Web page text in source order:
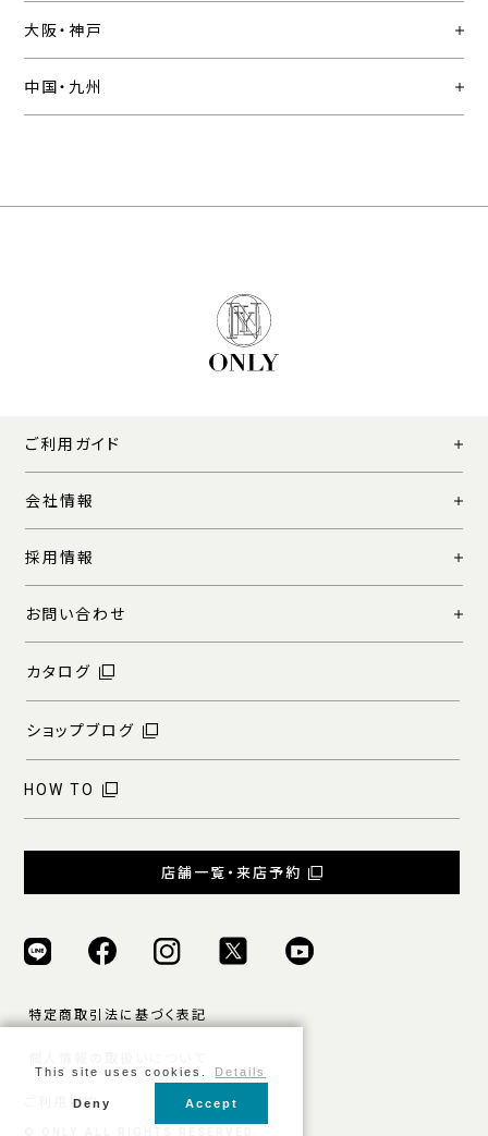
大阪・神戸
中国・九州
ご利用ガイド
会社情報
採用情報
お問い合わせ
カタログ
ショップブログ
HOW TO
店舗一覧・来店予約
特定商取引法に基づく表記
ご利用規約
This site uses cookies. Details
Deny Accept